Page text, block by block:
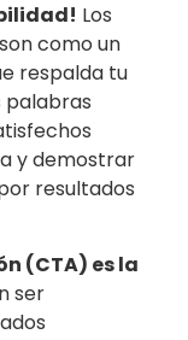
Los
como un
respalda tu
palabras
y demostrar
resultados
(CTA) es la
ser